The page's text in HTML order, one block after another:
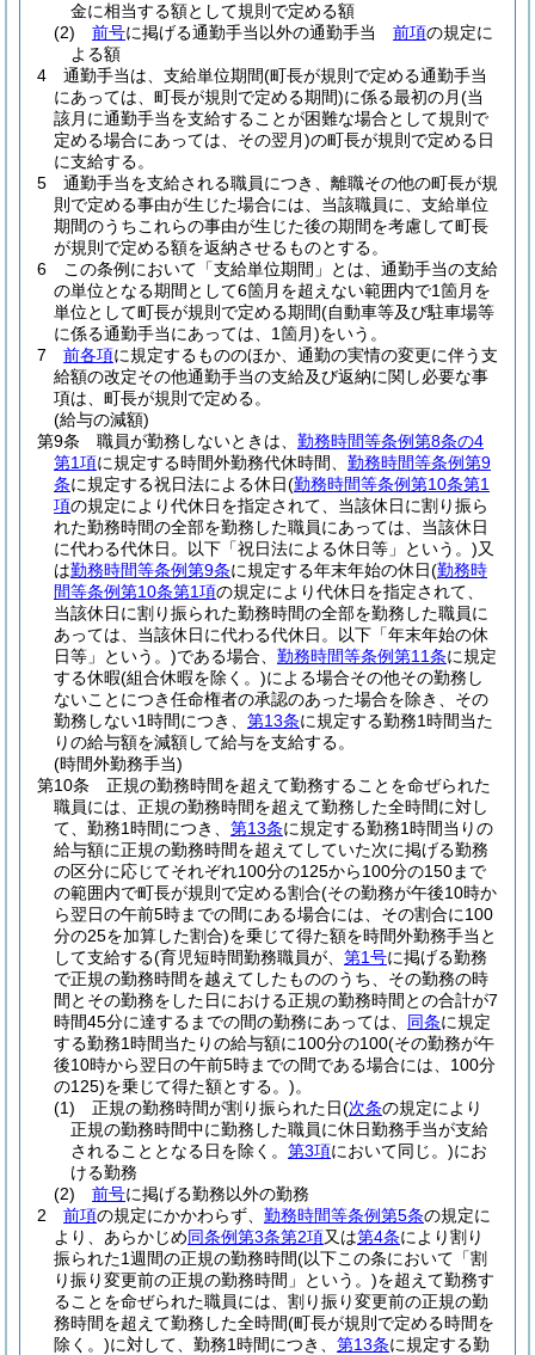
金に相当する額として規則で定める額
(2)
前号に掲げる通勤手当以外の通勤手当 前項の規定に
よる額
4
通勤手当は、支給単位期間(町長が規則で定める通勤手当
にあっては、町長が規則で定める期間)に係る最初の月(当
該月に通勤手当を支給することが困難な場合として規則で
定める場合にあっては、その翌月)の町長が規則で定める日
に支給する。
5
通勤手当を支給される職員につき、離職その他の町長が規
則で定める事由が生じた場合には、当該職員に、支給単位
期間のうちこれらの事由が生じた後の期間を考慮して町長
が規則で定める額を返納させるものとする。
6
この条例において「支給単位期間」とは、通勤手当の支給
の単位となる期間として6箇月を超えない範囲内で1箇月を
単位として町長が規則で定める期間(自動車等及び駐車場等
に係る通勤手当にあっては、1箇月)をいう。
7
前各項に規定するもののほか、通勤の実情の変更に伴う支
給額の改定その他通勤手当の支給及び返納に関し必要な事
項は、町長が規則で定める。
(給与の減額)
第9条
職員が勤務しないときは、 勤務時間等条例第8条の4
第1項に規定する時間外勤務代休時間、 勤務時間等条例第9
条に規定する祝日法による休日(勤務時間等条例第10条第1
項の規定により代休日を指定されて、当該休日に割り振ら
れた勤務時間の全部を勤務した職員にあっては、当該休日
に代わる代休日。以下「祝日法による休日等」という。)又
は勤務時間等条例第9条に規定する年末年始の休日(勤務時
間等条例第10条第1項の規定により代休日を指定されて、
当該休日に割り振られた勤務時間の全部を勤務した職員に
あっては、当該休日に代わる代休日。以下「年末年始の休
日等」という。)である場合、 勤務時間等条例第11条に規定
する休暇(組合休暇を除く。)による場合その他その勤務し
ないことにつき任命権者の承認のあった場合を除き、その
勤務しない1時間につき、 第13条に規定する勤務1時間当た
りの給与額を減額して給与を支給する。
(時間外勤務手当)
第10条
正規の勤務時間を超えて勤務することを命ぜられた
職員には、正規の勤務時間を超えて勤務した全時間に対し
て、勤務1時間につき、 第13条に規定する勤務1時間当りの
給与額に正規の勤務時間を超えてしていた次に掲げる勤務
の区分に応じてそれぞれ100分の125から100分の150まで
の範囲内で町長が規則で定める割合(その勤務が午後10時か
ら翌日の午前5時までの間にある場合には、その割合に100
分の25を加算した割合)を乗じて得た額を時間外勤務手当と
して支給する(育児短時間勤務職員が、 第1号に掲げる勤務
で正規の勤務時間を越えてしたもののうち、その勤務の時
間とその勤務をした日における正規の勤務時間との合計が7
時間45分に達するまでの間の勤務にあっては、 同条に規定
する勤務1時間当たりの給与額に100分の100(その勤務が午
後10時から翌日の午前5時までの間である場合には、100分
の125)を乗じて得た額とする。)。
(1)
正規の勤務時間が割り振られた日(次条の規定により
正規の勤務時間中に勤務した職員に休日勤務手当が支給
されることとなる日を除く。 第3項において同じ。)にお
ける勤務
(2)
前号に掲げる勤務以外の勤務
2
前項の規定にかかわらず、 勤務時間等条例第5条の規定に
より、あらかじめ同条例第3条第2項又は第4条により割り
振られた1週間の正規の勤務時間(以下この条において「割
り振り変更前の正規の勤務時間」という。)を超えて勤務す
ることを命ぜられた職員には、割り振り変更前の正規の勤
務時間を超えて勤務した全時間(町長が規則で定める時間を
除く。)に対して、勤務1時間につき、 第13条に規定する勤